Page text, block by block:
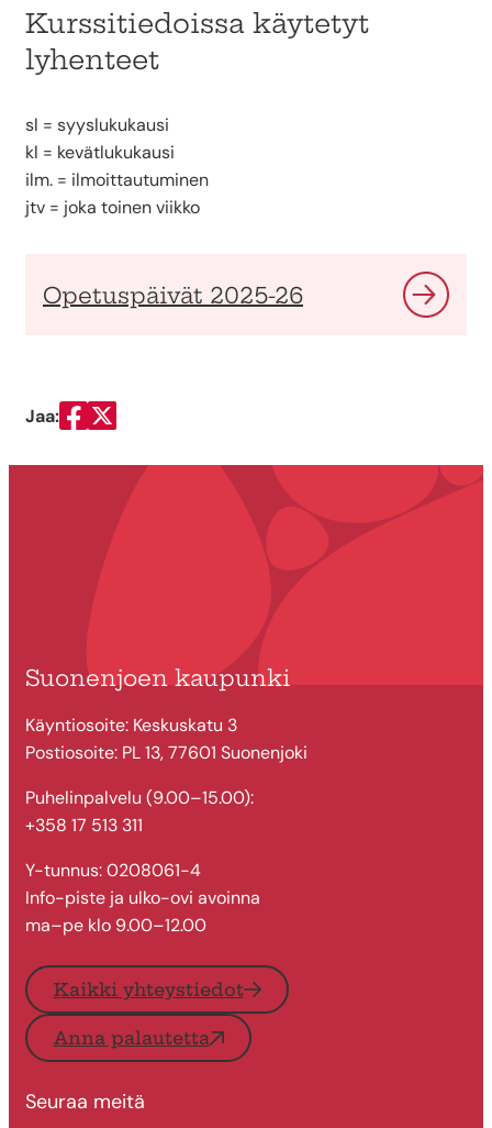
Kurssitiedoissa käytetyt
lyhenteet
sl = syyslukukausi
kl = kevätlukukausi
ilm. = ilmoittautuminen
jtv = joka toinen viikko
Opetuspäivät 2025-26
Jaa:
Jaa Facebookissa
Jaa Twitterissä
Suonenjoen kaupunki
Käyntiosoite: Keskuskatu 3
Postiosoite: PL 13, 77601 Suonenjoki
Puhelinpalvelu (9.00–15.00):
+358 17 513 311
Y-tunnus: 0208061-4
Info-piste ja ulko-ovi avoinna
ma–pe klo 9.00–12.00
Kaikki yhteystiedot
Anna palautetta
Seuraa meitä